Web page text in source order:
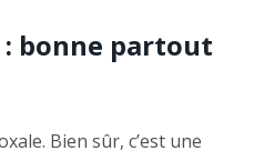
: bonne partout
Bien sûr, c’est une